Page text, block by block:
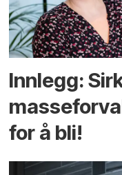
Innlegg:
for å bli!